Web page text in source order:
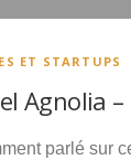
ET STARTUPS
Agnolia –
parlé sur